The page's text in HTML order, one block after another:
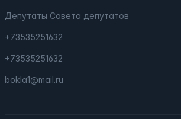
Депутаты Совета депутатов
+73535251632
+73535251632
bokla1@mail.ru